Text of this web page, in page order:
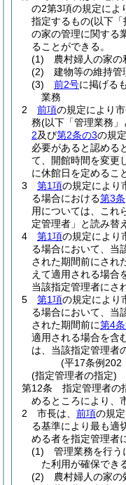
の2第3項の規定によ
指定するもの(以下「
の家の管理に関する
ることができる。
(1)
農村婦人の家の
(2)
建物等の維持管
(3)
前2号に掲げる
業務
2
前項の規定により
務(以下「管理業務」
2及び第2条の3の規
必要があると認める
て、開館時間を変更
に休館日を定めるこ
3
第1項の規定により
る場合における第3条
用については、これ
定管理者」と読み替
4
第1項の規定により
る場合において、当
された期間前にされ
えて適用される場合
当該指定管理者にさ
5
第1項の規定により
る場合において、当
された期間前に第4
適用される場合を含
は、当該指定管理者
(平17条例202
(指定管理者の指定)
第12条
指定管理者の
めるところにより、
2
市長は、 前項の規
る基準により最も適
める者を指定管理者
(1)
管理業務を行う
た利用が確保でき
(2)
農村婦人の家の